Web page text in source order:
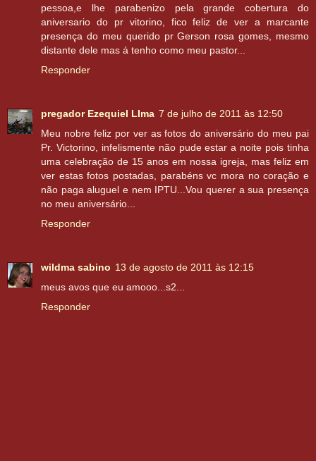
pessoa,e lhe parabenizo pela grande cobertura do
aniversario do pr vitorino, fico feliz de ver a marcante
presença do meu querido pr Gerson rosa gomes, mesmo
distante dele mas á tenho como meu pastor...
Responder
pregador Ezequiel LIma 7 de julho de 2011 às 12:50
Meu nobre feliz por ver as fotos do aniversário do meu pai
Pr. Victorino, infelismente não pude estar a noite pois tinha
uma celebração de 15 anos em nossa igreja, mas feliz em
ver estas fotos postadas, parabéns vc mora no coração e
não paga aluguel e nem IPTU...Vou querer a sua presença
no meu aniversário...
Responder
wildma sabino 13 de agosto de 2011 às 12:15
meus avos que eu amooo...s2...
Responder